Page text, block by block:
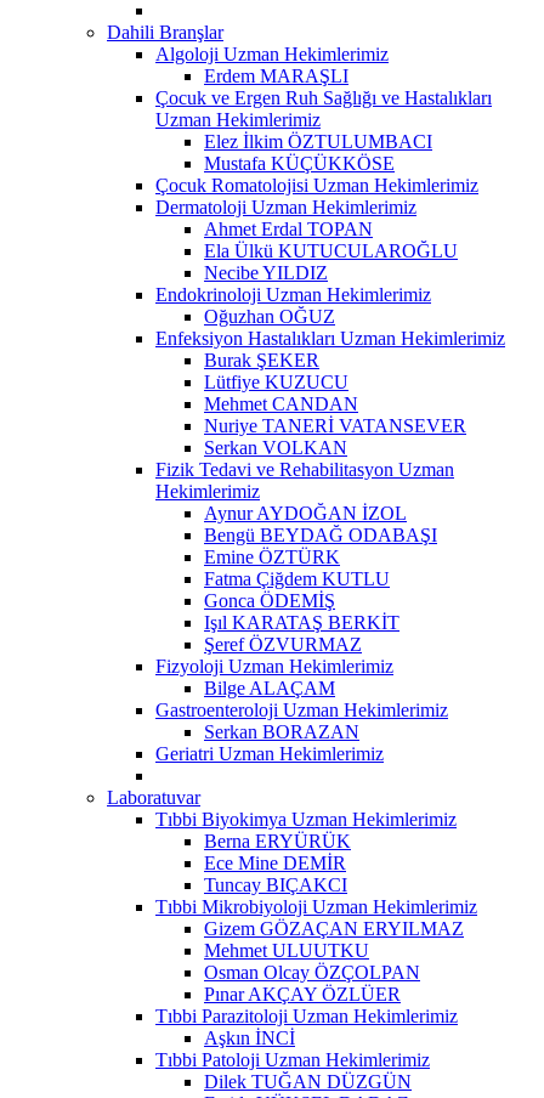
Dahili Branşlar
Algoloji Uzman Hekimlerimiz
Erdem MARAŞLI
Çocuk ve Ergen Ruh Sağlığı ve Hastalıkları
Uzman Hekimlerimiz
Elez İlkim ÖZTULUMBACI
Mustafa KÜÇÜKKÖSE
Çocuk Romatolojisi Uzman Hekimlerimiz
Dermatoloji Uzman Hekimlerimiz
Ahmet Erdal TOPAN
Ela Ülkü KUTUCULAROĞLU
Necibe YILDIZ
Endokrinoloji Uzman Hekimlerimiz
Oğuzhan OĞUZ
Enfeksiyon Hastalıkları Uzman Hekimlerimiz
Burak ŞEKER
Lütfiye KUZUCU
Mehmet CANDAN
Nuriye TANERİ VATANSEVER
Serkan VOLKAN
Fizik Tedavi ve Rehabilitasyon Uzman
Hekimlerimiz
Aynur AYDOĞAN İZOL
Bengü BEYDAĞ ODABAŞI
Emine ÖZTÜRK
Fatma Çiğdem KUTLU
Gonca ÖDEMİŞ
Işıl KARATAŞ BERKİT
Şeref ÖZVURMAZ
Fizyoloji Uzman Hekimlerimiz
Bilge ALAÇAM
Gastroenteroloji Uzman Hekimlerimiz
Serkan BORAZAN
Geriatri Uzman Hekimlerimiz
Laboratuvar
Tıbbi Biyokimya Uzman Hekimlerimiz
Berna ERYÜRÜK
Ece Mine DEMİR
Tuncay BIÇAKCI
Tıbbi Mikrobiyoloji Uzman Hekimlerimiz
Gizem GÖZAÇAN ERYILMAZ
Mehmet ULUUTKU
Osman Olcay ÖZÇOLPAN
Pınar AKÇAY ÖZLÜER
Tıbbi Parazitoloji Uzman Hekimlerimiz
Aşkın İNCİ
Tıbbi Patoloji Uzman Hekimlerimiz
Dilek TUĞAN DÜZGÜN